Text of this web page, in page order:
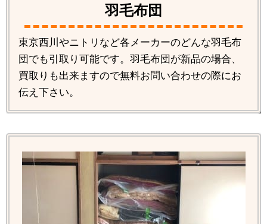
羽毛布団
東京西川やニトリなど各メーカーのどんな羽毛布
団でも引取り可能です。羽毛布団が新品の場合、
買取りも出来ますので無料お問い合わせの際にお
伝え下さい。